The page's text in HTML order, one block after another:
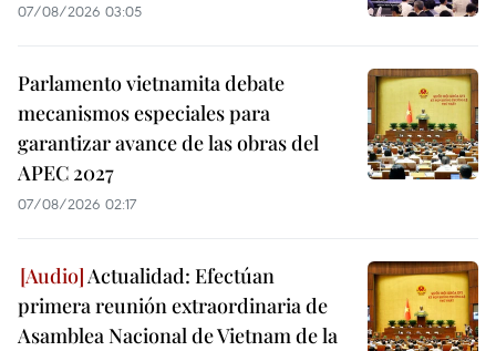
07/08/2026 03:05
Parlamento vietnamita debate
mecanismos especiales para
garantizar avance de las obras del
APEC 2027
07/08/2026 02:17
Actualidad: Efectúan
primera reunión extraordinaria de
Asamblea Nacional de Vietnam de la